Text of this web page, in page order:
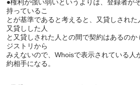
●権利が強い弱いというよりは、登録者が
持っているこ
とが基準であると考えると、又貸しされた
又貸しした人
と又貸しされた人との間で契約はあるの
ジストリから
みえないので、Whoisで表示されている人